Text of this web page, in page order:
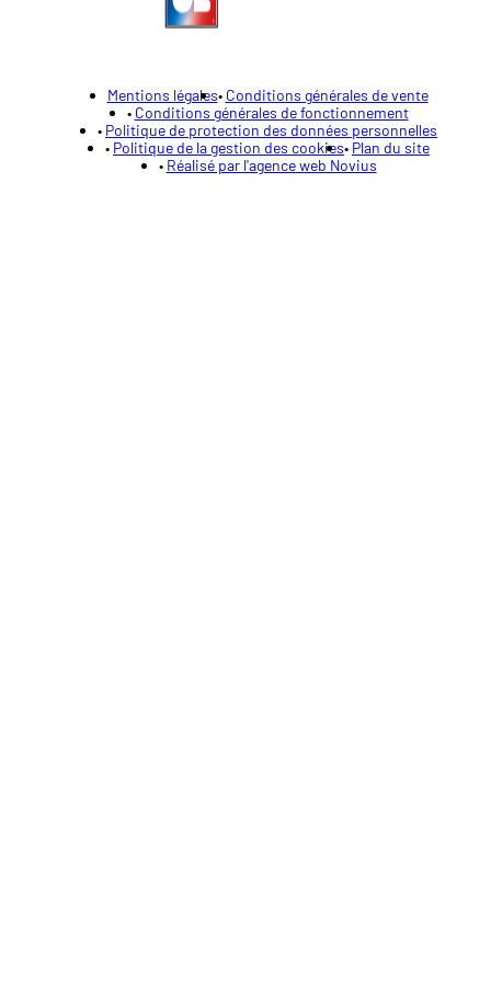
Mentions légales Conditions générales de vente
Conditions générales de fonctionnement
Politique de protection des données personnelles
Politique de la gestion des cookies Plan du site
Réalisé par l'agence web Novius